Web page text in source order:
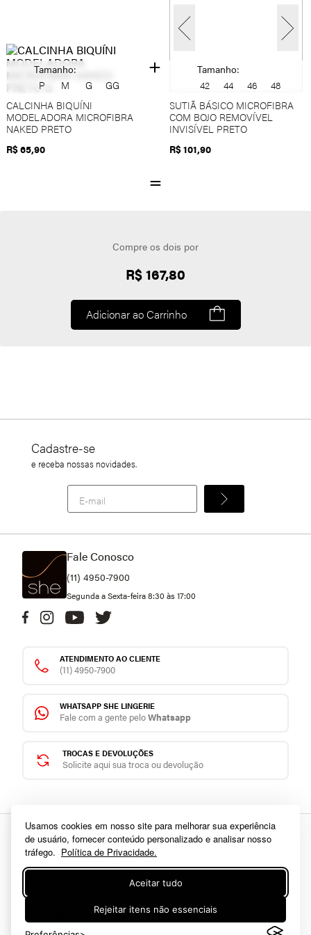
Usamos cookies em nosso site para melhorar sua experiência
de usuário, fornecer conteúdo personalizado e analisar nosso
tráfego. Política de Privacidade.
Aceitar tudo
Rejeitar itens não essenciais
Tamanho:
G
GG
M
P
CALCINHA BIQUÍNI
MODELADORA MICROFIBRA
NAKED PRETO
R$ 65,90
Tamanho:
42
44 46
48
SUTIÃ BÁSICO MICROFIBRA
COM BOJO REMOVÍVEL
INVISÍVEL PRETO
R$ 101,90
Compre os dois por
R$ 167,80
Adicionar ao Carrinho
Cadastre-se
e receba nossas novidades.
Fale Conosco
(11) 4950-7900
Segunda a Sexta-feira 8:30 às 17:00
ATENDIMENTO AO CLIENTE
(11) 4950-7900
WHATSAPP SHE LINGERIE
Fale com a gente peloWhatsapp
TROCAS E DEVOLUÇÕES
Solicite aqui sua troca ou devolução
Sobre
Sobre a She
Trabalhe conosco
Trocas e Devoluções
Prazos de Entrega